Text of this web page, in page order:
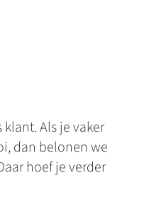
Als je vaker
dan belonen we
hoef je verder